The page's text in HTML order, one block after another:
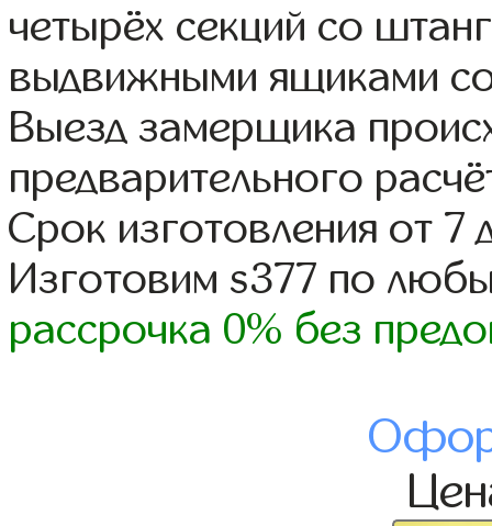
четырёх секций со
выдвижными ящиками
Выезд замерщика
предварительного
Срок изготовления от 7
Изготовим s377 по
рассрочка 0% без